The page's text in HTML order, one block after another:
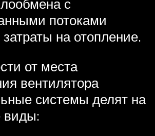
с
потоками
на отопление.
от места
вентилятора
системы делят на
виды: